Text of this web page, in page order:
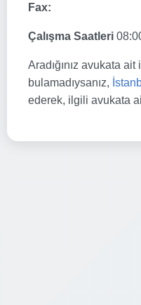
Fax:
Çalışma Saatleri
Aradığınız avukata
bulamadıysanız,
ederek, ilgili avukata